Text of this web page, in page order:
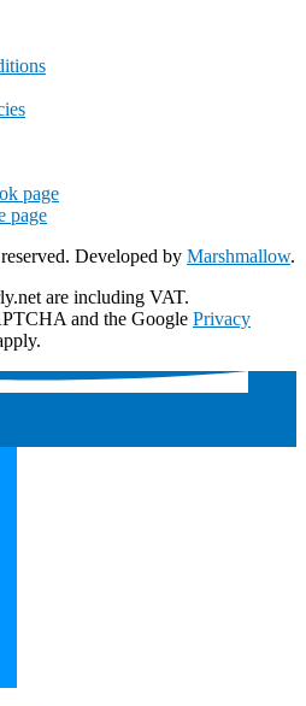
page
page
Developed by Marshmallow.
are including VAT.
and the Google Privacy